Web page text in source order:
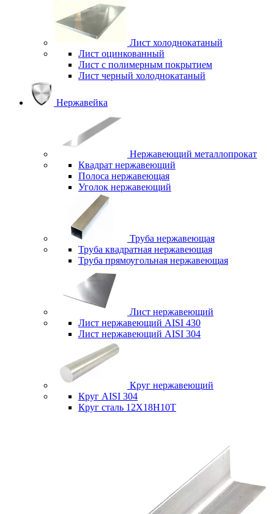
Лист холоднокатаный
Лист оцинкованный
Лист с полимерным покрытием
Лист черный холоднокатаный
Нержавейка
Нержавеющий металлопрокат
Квадрат нержавеющий
Полоса нержавеющая
Уголок нержавеющий
Труба нержавеющая
Труба квадратная нержавеющая
Труба прямоугольная нержавеющая
Лист нержавеющий
Лист нержавеющий AISI 430
Лист нержавеющий AISI 304
Круг нержавеющий
Круг AISI 304
Круг сталь 12Х18Н10Т